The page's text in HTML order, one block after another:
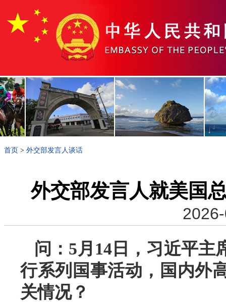
首页 > 外交部发言人谈话
外交部发言人就美国
问：5月14日，习近平主
行系列国事活动，国内外
关情况？